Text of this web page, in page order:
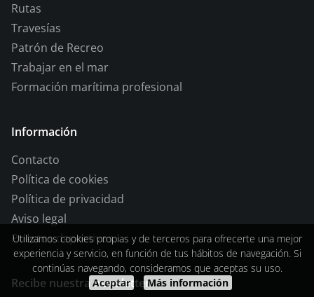
Rutas
Travesías
Patrón de Recreo
Trabajar en el mar
Formación marítima profesional
Información
Contacto
Política de cookies
Política de privacidad
Aviso legal
Puertos deportivos
Recibe nuestra newsletter
Utilizamos cookies propias y de terceros para ofrecerte una mejor
experiencia y servicio, en función de tus hábitos de navegación. Si
continúas navegando, consideramos que aceptas su uso.
Aceptar
Más información